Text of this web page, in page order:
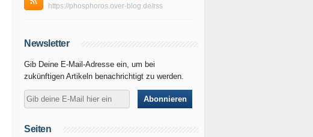
https://phosphoros.over-blog.de/rss
Newsletter
Gib Deine E-Mail-Adresse ein, um bei
zukünftigen Artikeln benachrichtigt zu werden.
Seiten